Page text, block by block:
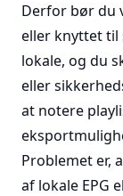
Derfor bør du
eller knyttet til
lokale, og du
eller
at notere
Problemet er,
af lokale EPG